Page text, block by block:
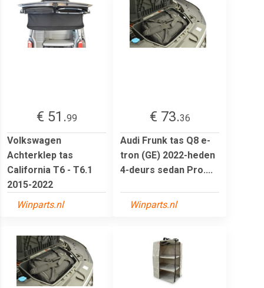
€ 51.99
Volkswagen
Achterklep tas
California T6 - T6.1
2015-2022
Winparts.nl
€ 73.36
Audi Frunk tas Q8 e-
tron (GE) 2022-heden
4-deurs sedan Pro....
Winparts.nl